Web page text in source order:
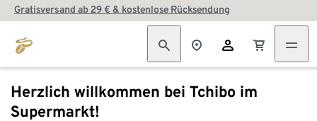
Gratisversand ab 29 € & kostenlose Rücksendung
Herzlich willkommen bei Tchibo im
Supermarkt!